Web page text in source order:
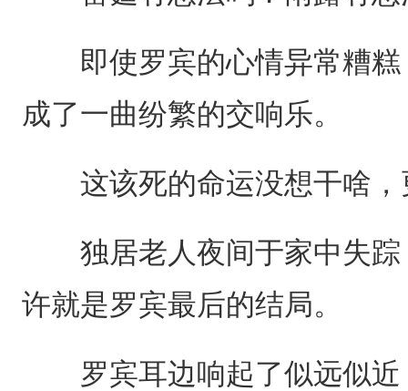
即使罗宾的心情异常糟糕
成了一曲纷繁的交响乐。
这该死的命运没想干啥，
独居老人夜间于家中失踪
许就是罗宾最后的结局。
罗宾耳边响起了似远似近